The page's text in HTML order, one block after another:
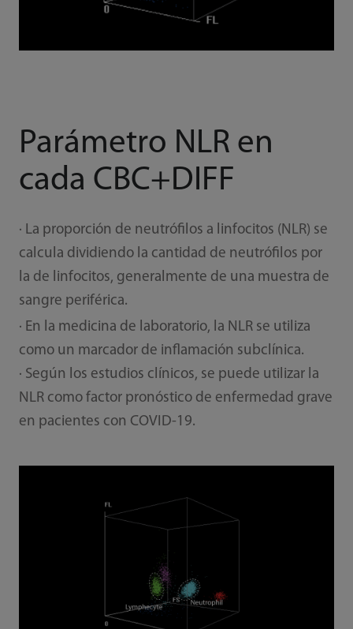
Parámetro NLR en
cada CBC+DIFF
· La proporción de neutrófilos a linfocitos (NLR) se
calcula dividiendo la cantidad de neutrófilos por
la de linfocitos, generalmente de una muestra de
sangre periférica.
· En la medicina de laboratorio, la NLR se utiliza
como un marcador de inflamación subclínica.
· Según los estudios clínicos, se puede utilizar la
NLR como factor pronóstico de enfermedad grave
en pacientes con COVID-19.